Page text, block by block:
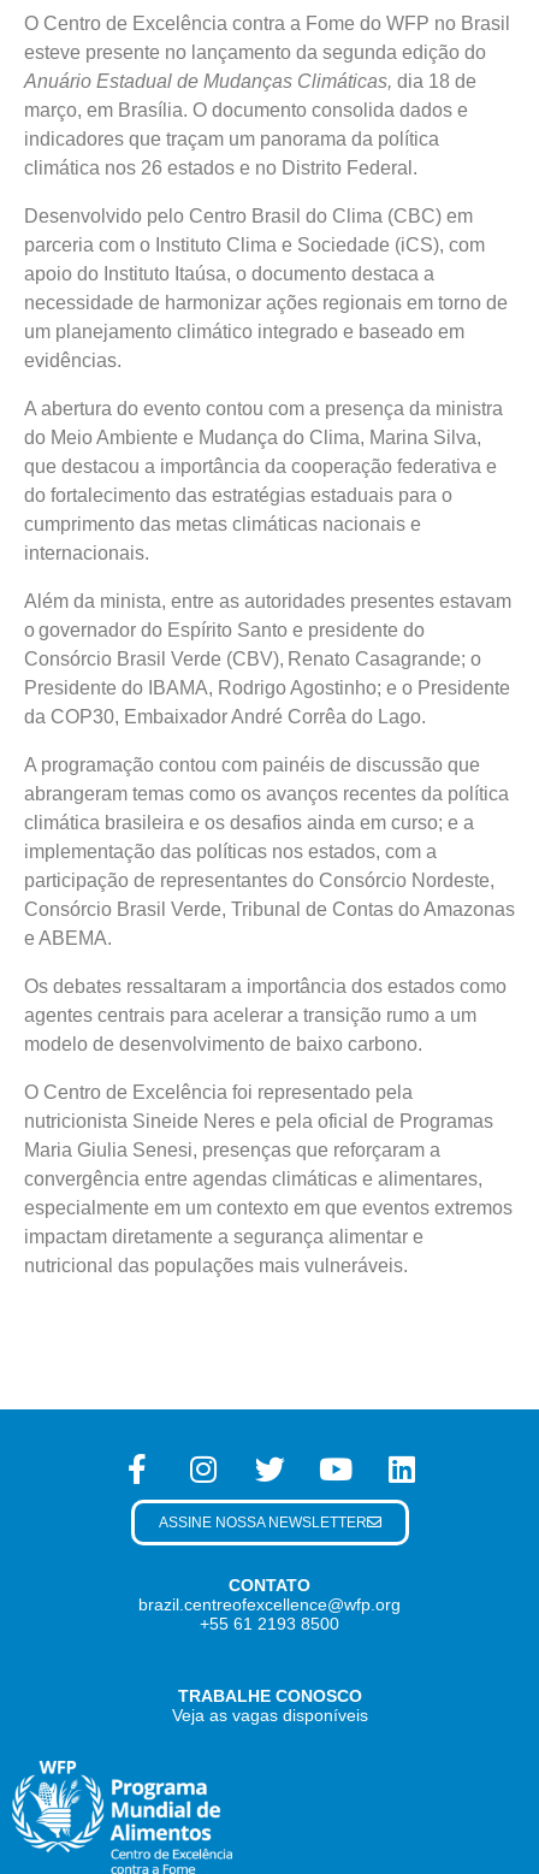
O Centro de Excelência contra a Fome do WFP no Brasil
esteve presente no lançamento da segunda edição do
Anuário Estadual de Mudanças Climáticas, dia 18 de
março, em Brasília. O documento consolida dados e
indicadores que traçam um panorama da política
climática nos 26 estados e no Distrito Federal.
Desenvolvido pelo Centro Brasil do Clima (CBC) em
parceria com o Instituto Clima e Sociedade (iCS), com
apoio do Instituto Itaúsa, o documento destaca a
necessidade de harmonizar ações regionais em torno de
um planejamento climático integrado e baseado em
evidências.
A abertura do evento contou com a presença da ministra
do Meio Ambiente e Mudança do Clima, Marina Silva,
que destacou a importância da cooperação federativa e
do fortalecimento das estratégias estaduais para o
cumprimento das metas climáticas nacionais e
internacionais.
Além da minista, entre as autoridades presentes estavam
o governador do Espírito Santo e presidente do
Consórcio Brasil Verde (CBV), Renato Casagrande; o
Presidente do IBAMA, Rodrigo Agostinho; e o Presidente
da COP30, Embaixador André Corrêa do Lago.
A programação contou com painéis de discussão que
abrangeram temas como os avanços recentes da política
climática brasileira e os desafios ainda em curso; e a
implementação das políticas nos estados, com a
participação de representantes do Consórcio Nordeste,
Consórcio Brasil Verde, Tribunal de Contas do Amazonas
e ABEMA.
Os debates ressaltaram a importância dos estados como
agentes centrais para acelerar a transição rumo a um
modelo de desenvolvimento de baixo carbono.
O Centro de Excelência foi representado pela
nutricionista Sineide Neres e pela oficial de Programas
Maria Giulia Senesi, presenças que reforçaram a
convergência entre agendas climáticas e alimentares,
especialmente em um contexto em que eventos extremos
impactam diretamente a segurança alimentar e
nutricional das populações mais vulneráveis.
CONTATO
brazil.centreofexcellence@wfp.org
+55 61 2193 8500
TRABALHE CONOSCO
Veja as vagas disponíveis
ASSINE NOSSA NEWSLETTER